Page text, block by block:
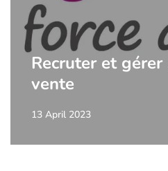
Recruter et gérer
vente
13 April 2023